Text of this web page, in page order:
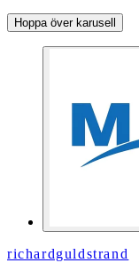
Hoppa över karusell
richardguldstrand